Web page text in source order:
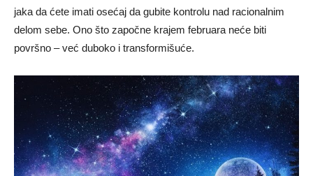
jaka da ćete imati osećaj da gubite kontrolu nad racionalnim
delom sebe. Ono što započne krajem februara neće biti
površno – već duboko i transformišuće.